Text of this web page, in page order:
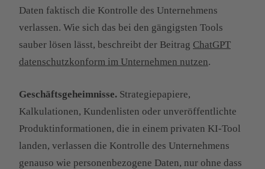
Daten faktisch die Kontrolle des Unternehmens
verlassen. Wie sich das bei den gängigsten Tools
sauber lösen lässt, beschreibt der Beitrag ChatGPT
datenschutzkonform im Unternehmen nutzen.
Geschäftsgeheimnisse. Strategiepapiere,
Kalkulationen, Kundenlisten oder unveröffentlichte
Produktinformationen, die in einem privaten KI-Tool
landen, verlassen die Kontrolle des Unternehmens
genauso wie personenbezogene Daten, nur ohne dass